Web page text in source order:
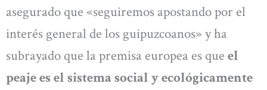
asegurado que «seguiremos apostando por el
interés general de los guipuzcoanos» y ha
subrayado que la premisa europea es que el
peaje es el sistema social y ecológicamente